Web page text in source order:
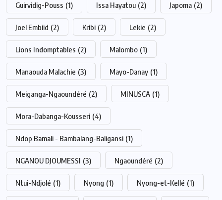
Guirvidig-Pouss (1) Issa Hayatou (2) Japoma (2)
Joel Embiid (2) Kribi (2) Lekie (2)
Lions Indomptables (2) Malombo (1)
Manaouda Malachie (3) Mayo-Danay (1)
Meiganga-Ngaoundéré (2) MINUSCA (1)
Mora-Dabanga-Kousseri (4)
Ndop Bamali - Bambalang-Baligansi (1)
NGANOU DJOUMESSI (3) Ngaoundéré (2)
Ntui-Ndjolé (1) Nyong (1) Nyong-et-Kellé (1)